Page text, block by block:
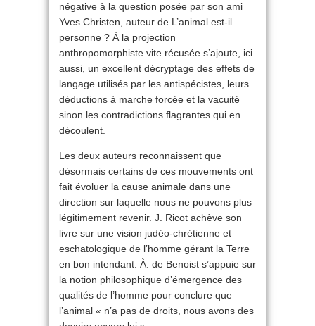
négative à la question posée par son ami
Yves Christen, auteur de L’animal est-il
personne ? À la projection
anthropomorphiste vite récusée s’ajoute, ici
aussi, un excellent décryptage des effets de
langage utilisés par les antispécistes, leurs
déductions à marche forcée et la vacuité
sinon les contradictions flagrantes qui en
découlent.
Les deux auteurs reconnaissent que
désormais certains de ces mouvements ont
fait évoluer la cause animale dans une
direction sur laquelle nous ne pouvons plus
légitimement revenir. J. Ricot achève son
livre sur une vision judéo-chrétienne et
eschatologique de l’homme gérant la Terre
en bon intendant. À. de Benoist s’appuie sur
la notion philosophique d’émergence des
qualités de l’homme pour conclure que
l’animal « n’a pas de droits, nous avons des